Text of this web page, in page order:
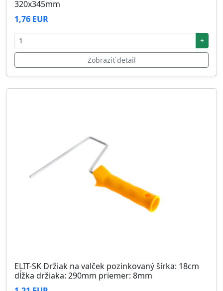
320x345mm
1,76 EUR
+
Zobraziť detail
ELIT-SK Držiak na valček pozinkovaný šírka: 18cm
dĺžka držiaka: 290mm priemer: 8mm